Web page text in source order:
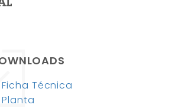
Ficha Técnica
Planta